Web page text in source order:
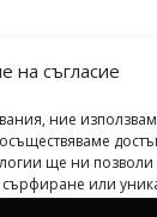
на съгласие
ние
ще ни
или
© Всички права